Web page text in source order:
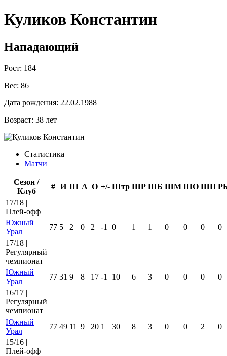
Куликов Константин
Нападающий
Рост: 184
Вес: 86
Дата рождения: 22.02.1988
Возраст: 38 лет
Статистика
Матчи
Сезон /
Клуб
# И Ш А О +/- Штр ШР ШБ ШМ ШО ШП
17/18 |
Плей-офф
Южный
Урал
77 5 2 0 2 -1 0 1 1 0 0 0
0
17/18 |
Регулярный
чемпионат
Южный
Урал
77 31 9 8 17 -1 10 6 3 0 0 0
0
16/17 |
Регулярный
чемпионат
Южный
Урал
77 49 11 9 20 1 30 8 3 0 0 2
0
15/16 |
Плей-офф